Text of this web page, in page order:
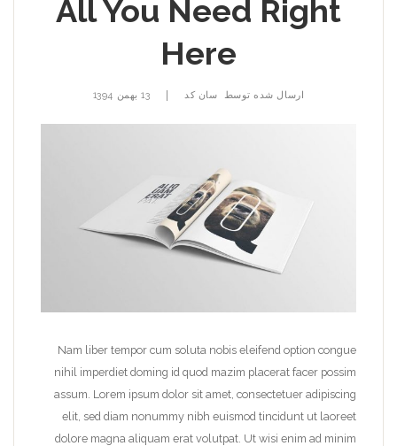
All You Need Right
Here
ارسال شده توسط سان کد 13 بهمن 1394
Nam liber tempor cum soluta nobis eleifend option congue
nihil imperdiet doming id quod mazim placerat facer possim
assum. Lorem ipsum dolor sit amet, consectetuer adipiscing
elit, sed diam nonummy nibh euismod tincidunt ut laoreet
dolore magna aliquam erat volutpat. Ut wisi enim ad minim